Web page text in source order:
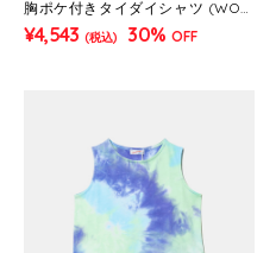
胸ポケ付きタイダイシャツ (WOM
ENS)
¥4,543 (税込) 30% OFF